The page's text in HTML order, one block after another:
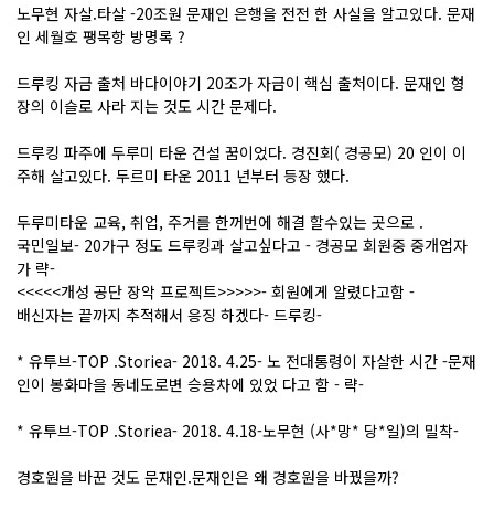
노무현 자살.타살 -20조원 문재인 은행을 전전 한 사실을 알고있다. 문재
인 세월호 팽목항 방명록 ?
드루킹 자금 출처 바다이야기 20조가 자금이 핵심 출처이다. 문재인 형
장의 이슬로 사라 지는 것도 시간 문제다.
드루킹 파주에 두루미 타운 건설 꿈이었다. 경진회( 경공모) 20 인이 이
주해 살고있다. 두르미 타운 2011 년부터 등장 했다.
두루미타운 교육, 취업, 주거를 한꺼번에 해결 할수있는 곳으로 .
국민일보- 20가구 정도 드루킹과 살고싶다고 - 경공모 회원중 중개업자
가 략-
<<<<<개성 공단 장악 프로젝트>>>>>- 회원에게 알렸다고함 -
배신자는 끝까지 추적해서 응징 하겠다- 드루킹-
* 유투브-TOP .Storiea- 2018. 4.25- 노 전대통령이 자살한 시간 -문재
인이 봉화마을 동네도로변 승용차에 있었 다고 함 - 략-
* 유투브-TOP .Storiea- 2018. 4.18-노무현 (사*망* 당*일)의 밀착-
경호원을 바꾼 것도 문재인.문재인은 왜 경호원을 바꿨을까?